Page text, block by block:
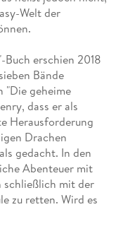
Welt der
Buch erschien 2018
Bände
"Die geheime
dass er als
Herausforderung
Drachen
gedacht. In den
Abenteuer mit
schließlich mit der
zu retten. Wird es